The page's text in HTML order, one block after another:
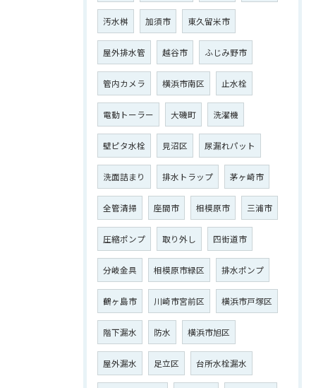
汚水桝 加須市 東久留米市
屋外排水管 越谷市 ふじみ野市
管内カメラ 横浜市南区 止水栓
電動トーラー 大磯町 洗濯機
壁ピタ水栓 見沼区 尿漏れパット
洗面詰まり 排水トラップ 茅ヶ崎市
全管清掃 座間市 相模原市 三浦市
圧縮ポンプ 取り外し 四街道市
分岐金具 相模原市緑区 排水ポンプ
鶴ヶ島市 川崎市宮前区 横浜市戸塚区
階下漏水 防水 横浜市旭区
屋外漏水 足立区 台所水栓漏水